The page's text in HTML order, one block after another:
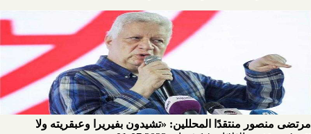
مرتضى منصور منتقدًا المحللين: «تشيدون بفيريرا وعبقريته ولا